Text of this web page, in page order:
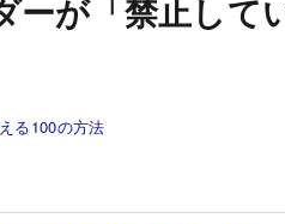
ーが「禁止して
る100の方法